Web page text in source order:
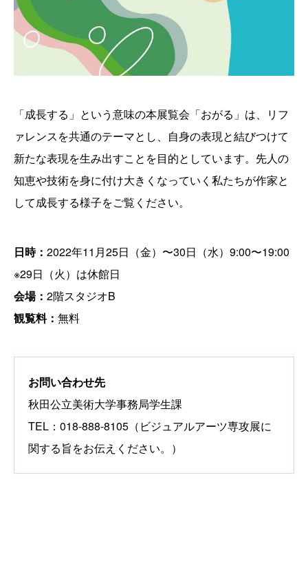
「成長する」という意味の本展覧会「おがる」は、リフ
ァレンスを共通のテーマとし、自身の表現と結びつけて
新たな表現を生み出すことを目的としています。先人の
知恵や技術を身に付け大きくなっていく私たちが作家と
して成長する様子をご覧ください。
日時： 2022年11月25日（金）〜30日（水）9:00〜19:00
※29日（火）は休館日
会場： 2階スタジオB
観覧料： 無料
お問い合わせ先
秋田公立美術大学事務局学生課
TEL：018-888-8105（ビジュアルアーツ専攻展に
関する旨をお伝えください。）